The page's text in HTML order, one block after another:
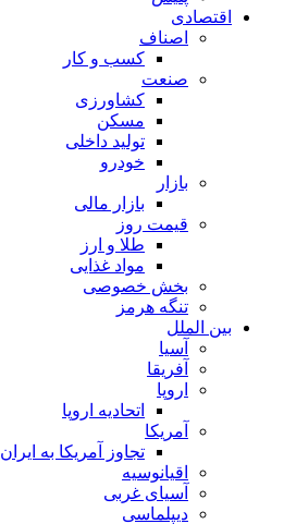
اقتصادی
اصناف
کسب و کار
صنعت
کشاورزی
مسکن
تولید داخلی
خودرو
بازار
بازار مالی
قیمت روز
طلا و ارز
مواد غذایی
بخش خصوصی
تنگه هرمز
بین الملل
آسیا
آفریقا
اروپا
اتحادیه اروپا
آمریکا
تجاوز آمریکا به ایران
اقیانوسیه
آسیای غربی
دیپلماسی